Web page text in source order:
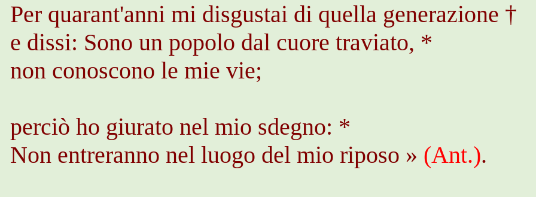
Per quarant'anni mi disgustai di quella generazione †
e dissi: Sono un popolo dal cuore traviato, *
non conoscono le mie vie;
perciò ho giurato nel mio sdegno: *
Non entreranno nel luogo del mio riposo » (Ant.).